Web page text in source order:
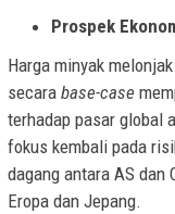
Prospek
Harga minyak
secara base-case
terhadap pasar global
fokus kembali pada
dagang antara AS dan
Eropa dan Jepang.